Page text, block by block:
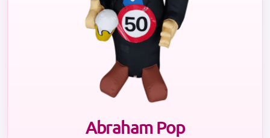
Abraham Pop